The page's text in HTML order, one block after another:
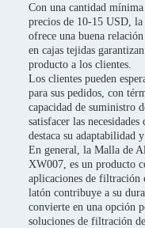
Con una cantidad
precios de 10-15 USD,
ofrece una buena
en cajas tejidas
producto a los clientes.
Los clientes pueden
para sus pedidos, con
capacidad de suministro
satisfacer las
destaca su adaptabilidad
En general, la Malla de
XW007, es un producto
aplicaciones de filtración
latón contribuye a su
convierte en una opción
soluciones de filtración